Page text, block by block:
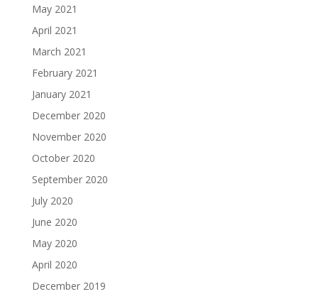
May 2021
April 2021
March 2021
February 2021
January 2021
December 2020
November 2020
October 2020
September 2020
July 2020
June 2020
May 2020
April 2020
December 2019